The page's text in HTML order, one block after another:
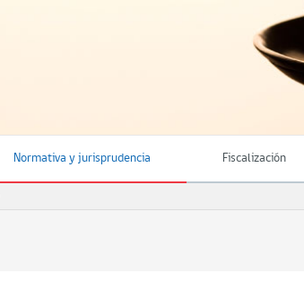
Normativa y jurisprudencia Fiscalización